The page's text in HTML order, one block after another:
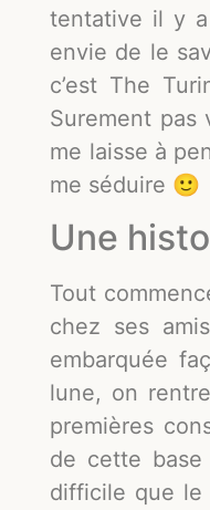
tentative il y a
envie de le
c’est The
Surement pas
me laisse à
me séduire 🙂
Une
Tout
chez ses
embarquée
lune, on
premières
de cette
difficile que le